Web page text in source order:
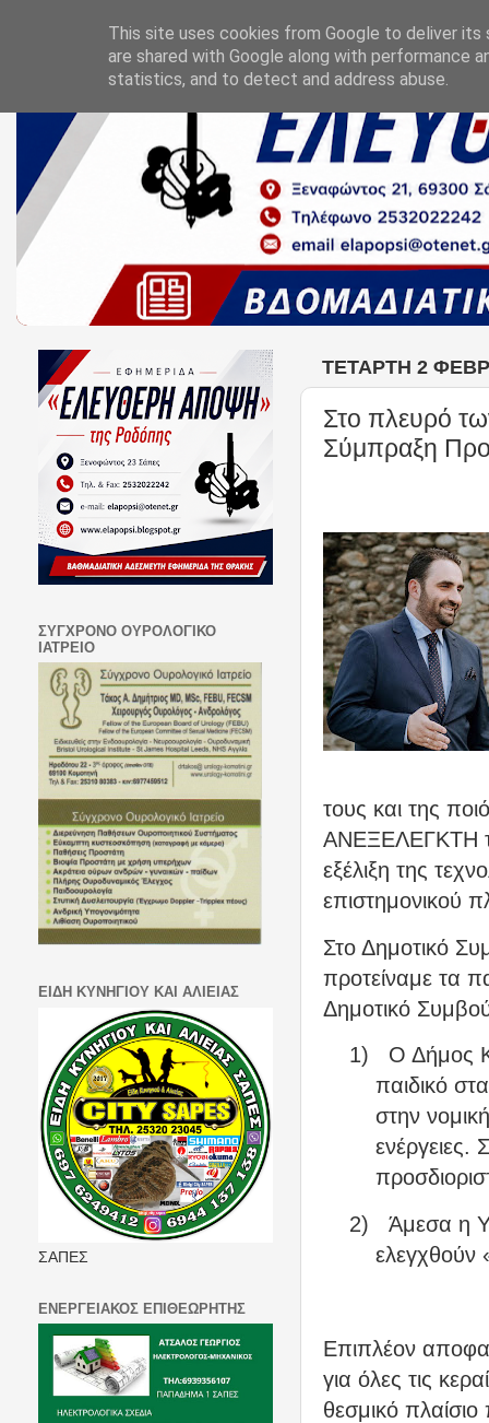
ΤΕΤΆΡΤΗ 2
Στο πλευρό
Σύμπραξη
τους και της
ΑΝΕΞΕΛΕΓΚΤΗ
εξέλιξη της
επιστημονικού
Στο Δημοτικό
προτείναμε τα
Δημοτικό
1)
Ο Δήμος
παιδικό
στην
ενέργειες.
2)
Άμεσα η
ελεγχθούν
Επιπλέον
για όλες τις
θεσμικό
ΣΥΓΧΡΟΝΟ ΟΥΡΟΛΟΓΙΚΟ
ΙΑΤΡΕΙΟ
ΕΙΔΗ ΚΥΝΗΓΙΟΥ ΚΑΙ ΑΛΙΕΙΑΣ
ΣΑΠΕΣ
ΕΝΕΡΓΕΙΑΚΟΣ ΕΠΙΘΕΩΡΗΤΗΣ
This site uses cookies from Google to deliver its
are shared with Google along with performance
statistics, and to detect and address abuse.